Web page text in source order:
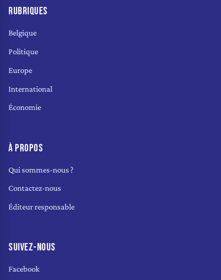
RUBRIQUES
Belgique
Politique
Europe
International
Économie
À PROPOS
Qui sommes-nous ?
Contactez-nous
Éditeur responsable
SUIVEZ-NOUS
Facebook